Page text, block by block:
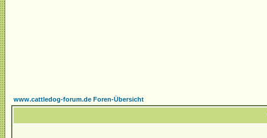
www.cattledog-forum.de Foren-Übersicht